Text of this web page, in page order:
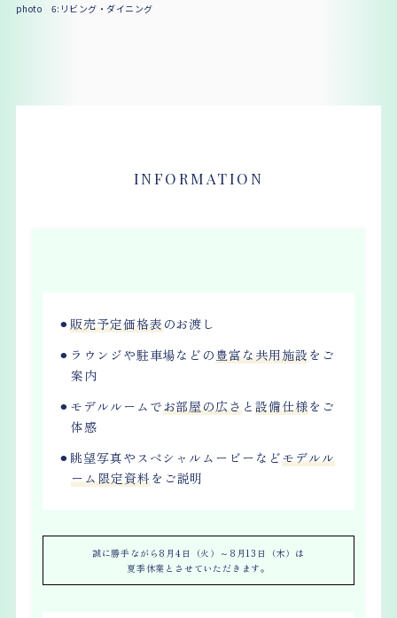
photo 6:リビング・ダイニング
INFORMATION
⚫︎ 販売予定価格表 のお渡し
⚫︎ラウンジや駐車場などの豊富な共用施設 をご
案内
⚫︎モデルルームでお部屋の広さ と設備仕様をご
体感
⚫︎眺望写真やスペシャルムービーなどモデルル
ーム限定資料 をご説明
誠に勝手ながら8月4日（火）～8月13日（木）は
夏季休業とさせていただきます。